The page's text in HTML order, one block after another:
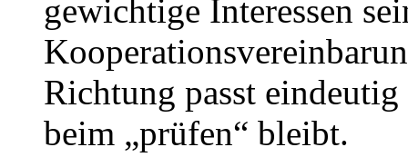
gewichtige Interessen
Richtung passt
beim „prüfen“ bleibt.